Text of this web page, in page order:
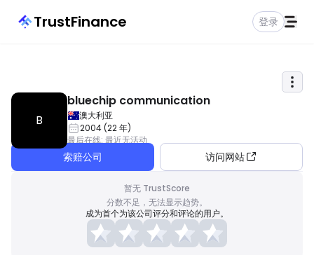
TrustFinance 登录
B
bluechip communication
澳大利亚
2004(22年)
最后在线: 最近无活动
索赔公司 访问网站
暂无 TrustScore
分数不足，无法显示趋势。
成为首个为该公司评分和评论的用户。